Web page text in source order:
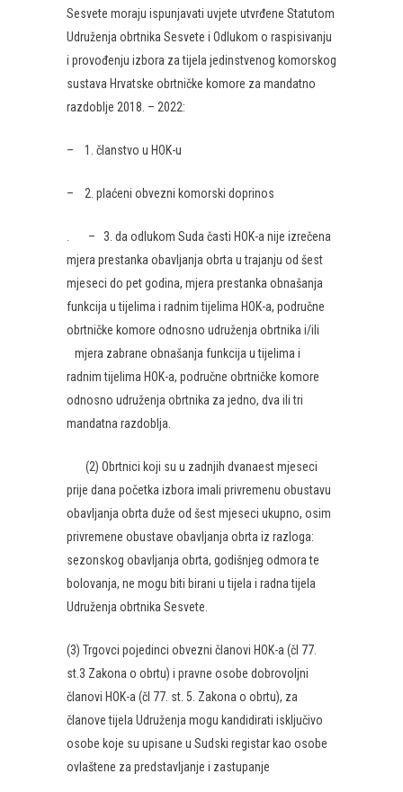
Sesvete moraju ispunjavati uvjete utvrđene Statutom
Udruženja obrtnika Sesvete i Odlukom o raspisivanju
i provođenju izbora za tijela jedinstvenog komorskog
sustava Hrvatske obrtničke komore za mandatno
razdoblje 2018. – 2022:
– 1. članstvo u HOK-u
– 2. plaćeni obvezni komorski doprinos
. – 3. da odlukom Suda časti HOK-a nije izrečena
mjera prestanka obavljanja obrta u trajanju od šest
mjeseci do pet godina, mjera prestanka obnašanja
funkcija u tijelima i radnim tijelima HOK-a, područne
obrtničke komore odnosno udruženja obrtnika i/ili
mjera zabrane obnašanja funkcija u tijelima i
radnim tijelima HOK-a, područne obrtničke komore
odnosno udruženja obrtnika za jedno, dva ili tri
mandatna razdoblja.
(2) Obrtnici koji su u zadnjih dvanaest mjeseci
prije dana početka izbora imali privremenu obustavu
obavljanja obrta duže od šest mjeseci ukupno, osim
privremene obustave obavljanja obrta iz razloga:
sezonskog obavljanja obrta, godišnjeg odmora te
bolovanja, ne mogu biti birani u tijela i radna tijela
Udruženja obrtnika Sesvete.
(3) Trgovci pojedinci obvezni članovi HOK-a (čl 77.
st.3 Zakona o obrtu) i pravne osobe dobrovoljni
članovi HOK-a (čl 77. st. 5. Zakona o obrtu), za
članove tijela Udruženja mogu kandidirati isključivo
osobe koje su upisane u Sudski registar kao osobe
ovlaštene za predstavljanje i zastupanje